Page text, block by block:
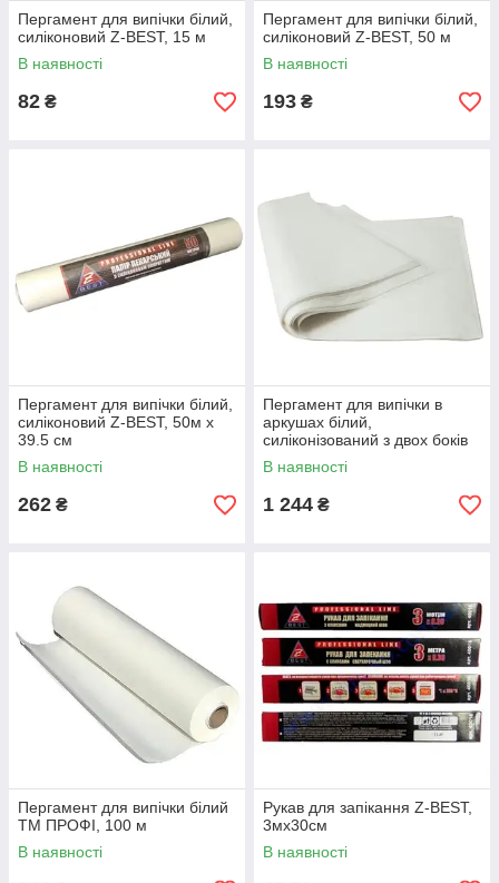
Пергамент для випічки білий,
силіконовий Z-BEST, 15 м
В наявності
82 ₴
Пергамент для випічки білий,
силіконовий Z-BEST, 50 м
В наявності
193 ₴
Пергамент для випічки білий,
силіконовий Z-BEST, 50м х
39.5 см
В наявності
262 ₴
Пергамент для випічки в
аркушах білий,
силіконізований з двох боків
Z-BEST, 60х40 см (500 шт./
уп.)
В наявності
1 244 ₴
Пергамент для випічки білий
ТМ ПРОФІ, 100 м
В наявності
Рукав для запікання Z-BEST,
3мх30см
В наявності